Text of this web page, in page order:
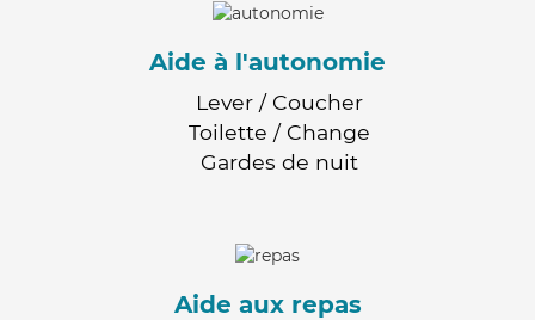
Aide à l'autonomie
Lever / Coucher
Toilette / Change
Gardes de nuit
Aide aux repas